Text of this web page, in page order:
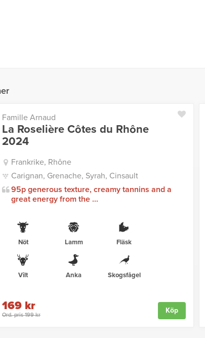
Famille Arnaud
La Roselière Côtes du Rhône
2024
Frankrike, Rhône
Carignan, Grenache, Syrah, Cinsault
95p generous texture, creamy tannins and a
great energy from the ...
Nöt Lamm Fläsk
Vilt Anka Skogsfågel
Ord. pris 199 kr
169 kr Köp